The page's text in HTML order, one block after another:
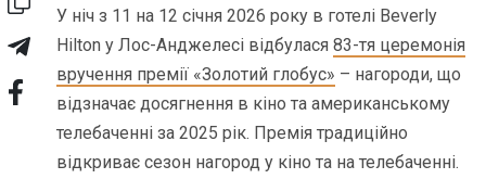
У ніч з 11 на 12 січня 2026 року в готелі Beverly
Hilton у Лос-Анджелесі відбулася83-тя церемонія
вручення премії «Золотий глобус» – нагороди, що
відзначає досягнення в кіно та американському
телебаченні за 2025 рік. Премія традиційно
відкриває сезон нагород у кіно та на телебаченні.